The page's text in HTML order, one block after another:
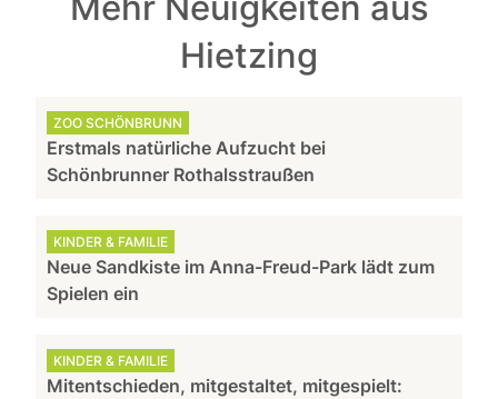
Hietzing
ZOO SCHÖNBRUNN
Erstmals natürliche Aufzucht bei
Schönbrunner Rothalsstraußen
KINDER & FAMILIE
Neue Sandkiste im Anna-Freud-Park lädt zum
Spielen ein
KINDER & FAMILIE
Mitentschieden, mitgestaltet, mitgespielt: